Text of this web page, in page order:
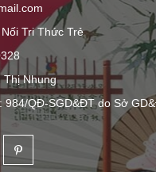
Tri Thức Trẻ
Thị Nhung
984/QĐ-SGD&ĐT do Sở